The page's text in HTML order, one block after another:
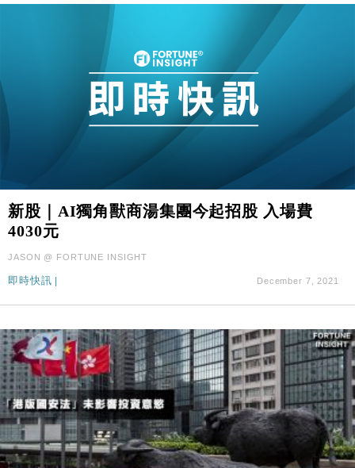
新股｜AI獨角獸商湯集團今起招股 入場費
4030元
JASON @ FORTUNE INSIGHT
即時快訊 December 7, 2021